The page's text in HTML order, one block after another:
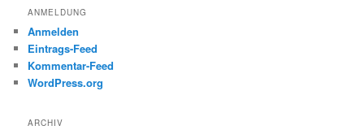
h
n
ANMELDUNG
Anmelden
Eintrags-Feed
Kommentar-Feed
WordPress.org
ARCHIV